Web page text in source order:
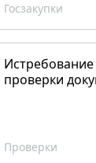
Госзакупки
проверки
Проверки